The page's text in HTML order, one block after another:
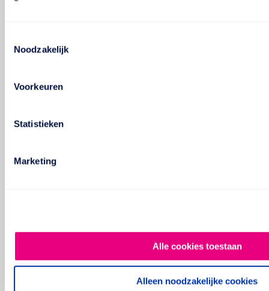
Noodzakelijk
Voorkeuren
Statistieken
Marketing
Alle cookies toestaan
Alleen noodzakelijke cookies